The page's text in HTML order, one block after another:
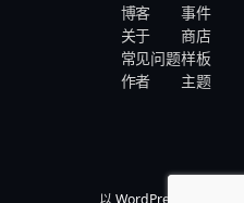
博客
关于
常见问题
作者
事件
商店
样板
主题
以WordPress